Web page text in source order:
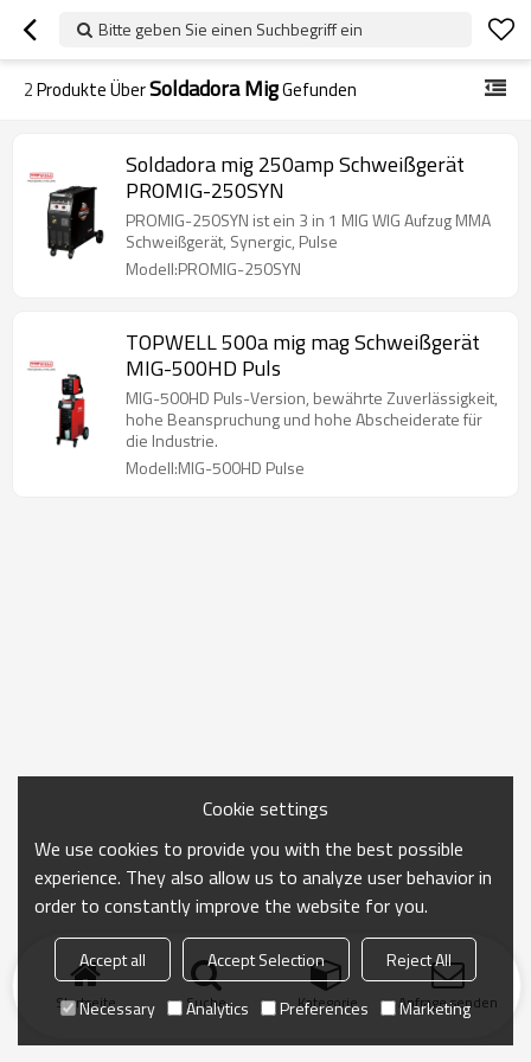
Bitte geben Sie einen Suchbegriff ein
2Produkte ÜberSoldadora MigGefunden
Soldadora mig 250amp Schweißgerät
PROMIG-250SYN
PROMIG-250SYN ist ein 3 in 1 MIG WIG Aufzug MMA
Schweißgerät, Synergic, Pulse
Modell:PROMIG-250SYN
TOPWELL 500a mig mag Schweißgerät
MIG-500HD Puls
MIG-500HD Puls-Version, bewährte Zuverlässigkeit,
hohe Beanspruchung und hohe Abscheiderate für
die Industrie.
Modell:MIG-500HD Pulse
Startseite Suche Kategorie Anfrage senden
Cookie settings
We use cookies to provide you with the best possible
experience. They also allow us to analyze user behavior in
order to constantly improve the website for you.
Accept all Accept Selection
Reject All
Necessary
Analytics Preferences Marketing